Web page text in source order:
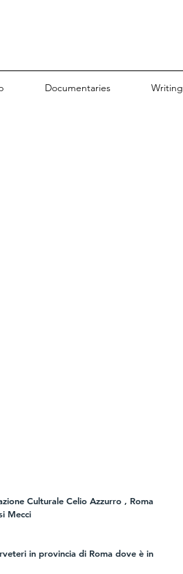
Documentaries Writing
Culturale Celio Azzurro , Roma
Mecci
in provincia di Roma dove è in